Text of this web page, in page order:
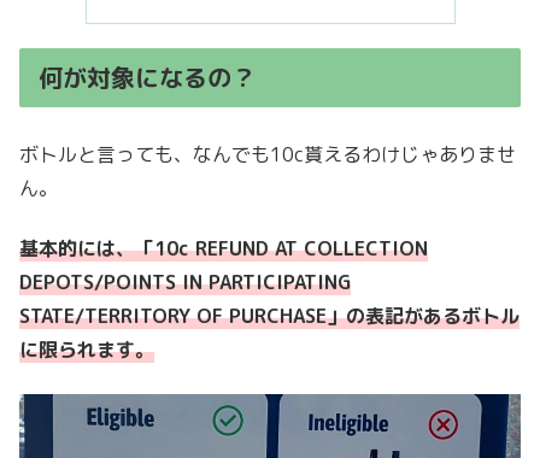
何が対象になるの？
ボトルと言っても、なんでも10c貰えるわけじゃありませ
ん。
基本的には、「10c REFUND AT COLLECTION
DEPOTS/POINTS IN PARTICIPATING
STATE/TERRITORY OF PURCHASE」の表記があるボトル
に限られます。